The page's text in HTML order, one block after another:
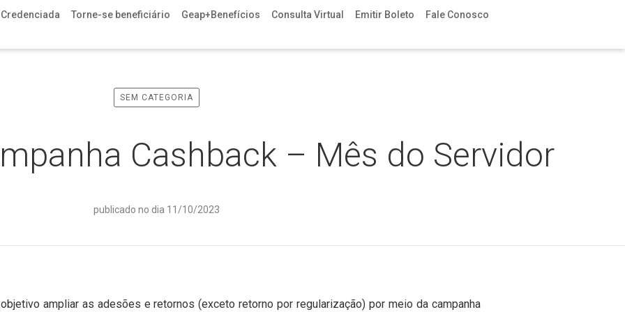
Torne-se beneficiário Geap+Benefícios Consulta Virtual Emitir Boleto Fale Conosco
SEM CATEGORIA
Cashback – Mês do Servidor
publicado no dia 11/10/2023
ampliar as adesões e retornos (exceto retorno por regularização) por meio da campanha